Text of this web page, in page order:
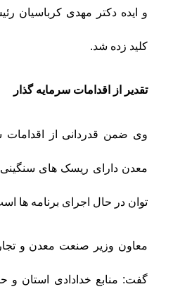
و ایده دکتر مهدی کرباسیان
کلید زده شد.
تقدیر از اقدامات سرمایه گذار
وی ضمن قدردانی از اقدامات
معدن دارای ریسک های سنگینی
توان در حال اجرای برنامه ها
معاون وزیر صنعت معدن و
گفت: منابع خدادادی استان و